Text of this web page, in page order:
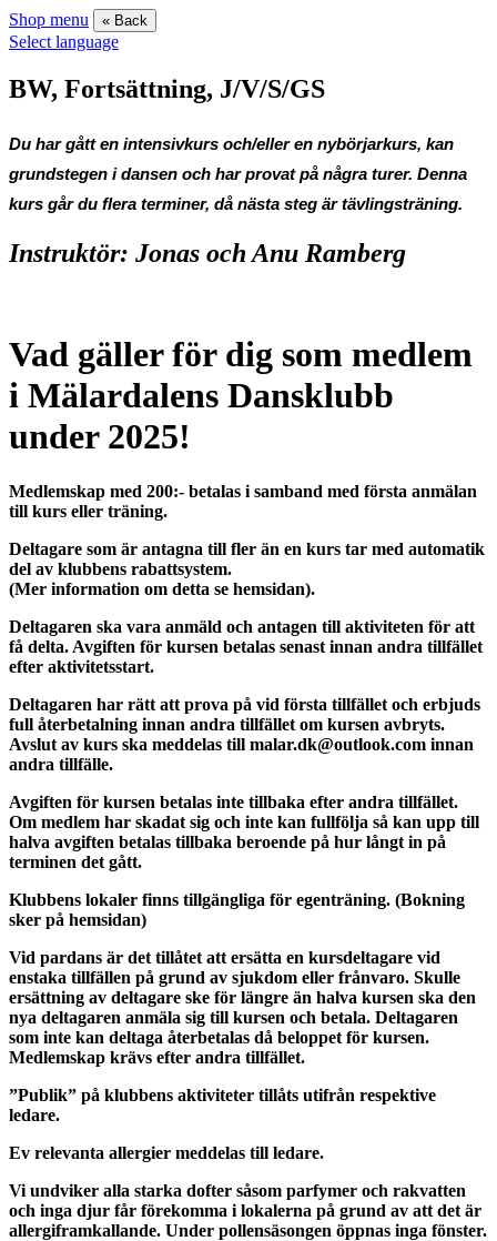
Shop menu « Back
Select language
BW, Fortsättning, J/V/S/GS
Du har gått en intensivkurs och/eller en nybörjarkurs, kan
grundstegen i dansen och har provat på några turer. Denna
kurs går du flera terminer, då nästa steg är tävlingsträning.
Instruktör: Jonas och Anu Ramberg
Vad gäller för dig som medlem
i Mälardalens Dansklubb
under 2025!
Medlemskap med 200:- betalas i samband med första anmälan
till kurs eller träning.
Deltagare som är antagna till fler än en kurs tar med automatik
del av klubbens rabattsystem.
(Mer information om detta se hemsidan).
Deltagaren ska vara anmäld och antagen till aktiviteten för att
få delta. Avgiften för kursen betalas senast innan andra tillfället
efter aktivitetsstart.
Deltagaren har rätt att prova på vid första tillfället och erbjuds
full återbetalning innan andra tillfället om kursen avbryts.
Avslut av kurs ska meddelas till malar.dk@outlook.com innan
andra tillfälle.
Avgiften för kursen betalas inte tillbaka efter andra tillfället.
Om medlem har skadat sig och inte kan fullfölja så kan upp till
halva avgiften betalas tillbaka beroende på hur långt in på
terminen det gått.
Klubbens lokaler finns tillgängliga för egenträning. (Bokning
sker på hemsidan)
Vid pardans är det tillåtet att ersätta en kursdeltagare vid
enstaka tillfällen på grund av sjukdom eller frånvaro. Skulle
ersättning av deltagare ske för längre än halva kursen ska den
nya deltagaren anmäla sig till kursen och betala. Deltagaren
som inte kan deltaga återbetalas då beloppet för kursen.
Medlemskap krävs efter andra tillfället.
”Publik” på klubbens aktiviteter tillåts utifrån respektive
ledare.
Ev relevanta allergier meddelas till ledare.
Vi undviker alla starka dofter såsom parfymer och rakvatten
och inga djur får förekomma i lokalerna på grund av att det är
allergiframkallande. Under pollensäsongen öppnas inga fönster.